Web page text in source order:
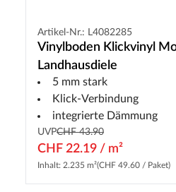
Artikel-Nr.: L4082285
Vinylboden Klickvinyl
Landhausdiele
5 mm stark
Klick-Verbindung
integrierte Dämmung
UVPCHF 43.90
CHF 22.19 / m²
Inhalt: 2.235 m²(CHF 49.60 / Paket)